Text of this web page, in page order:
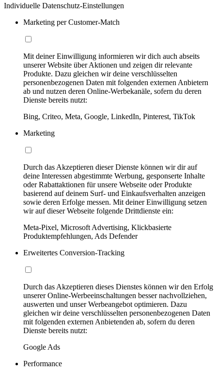
Individuelle Datenschutz-Einstellungen
Marketing per Customer-Match
Mit deiner Einwilligung informieren wir dich auch abseits
unserer Website über Aktionen und zeigen dir relevante
Produkte. Dazu gleichen wir deine verschlüsselten
personenbezogenen Daten mit folgenden externen Anbietern
ab und nutzen deren Online-Werbekanäle, sofern du deren
Dienste bereits nutzt:
Bing, Criteo, Meta, Google, LinkedIn, Pinterest, TikTok
Marketing
Durch das Akzeptieren dieser Dienste können wir dir auf
deine Interessen abgestimmte Werbung, gesponserte Inhalte
oder Rabattaktionen für unsere Webseite oder Produkte
basierend auf deinem Surf- und Einkaufsverhalten anzeigen
sowie deren Erfolge messen. Mit deiner Einwilligung setzen
wir auf dieser Webseite folgende Drittdienste ein:
Meta-Pixel, Microsoft Advertising, Klickbasierte
Produktempfehlungen, Ads Defender
Erweitertes Conversion-Tracking
Durch das Akzeptieren dieses Dienstes können wir den Erfolg
unserer Online-Werbeeinschaltungen besser nachvollziehen,
auswerten und unser Werbeangebot optimieren. Dazu
gleichen wir deine verschlüsselten personenbezogenen Daten
mit folgenden externen Anbietenden ab, sofern du deren
Dienste bereits nutzt:
Google Ads
Performance